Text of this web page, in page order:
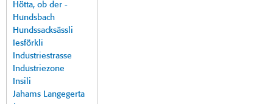
Hötta, ob der -
Hundsbach
Hundssacksässli
Iesförkli
Industriestrasse
Industriezone
Insili
Jahams Langegerta